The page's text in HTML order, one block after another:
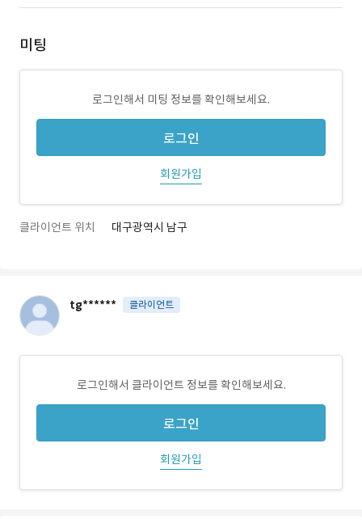
미팅
로그인해서 미팅 정보를 확인해보세요.
로그인
회원가입
클라이언트 위치 대구광역시 남구
tg****** 클라이언트
로그인해서 클라이언트 정보를 확인해보세요.
로그인
회원가입